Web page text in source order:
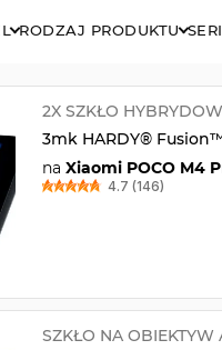
RODZAJ PRODUKTU
2X SZKŁO
3mk HARDY®
na Xiaomi POCO M4
4.7 (146)
SZKŁO NA OBIEKTYW